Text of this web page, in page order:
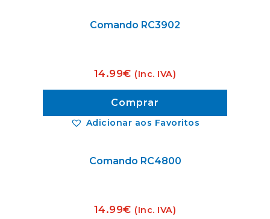
Adicionar aos Favoritos
Comando RC3902
14.99€ (Inc. IVA)
Comprar
Comando RC4800
14.99€ (Inc. IVA)